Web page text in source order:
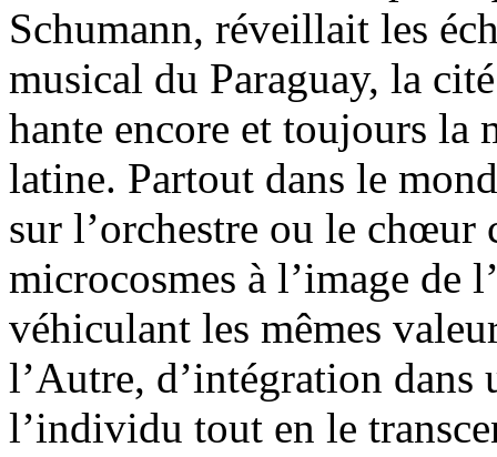
Schumann, réveillait les
musical du Paraguay, la
hante encore et toujours la
latine. Partout dans le
sur l’orchestre ou le chœur
microcosmes à l’image de
véhiculant les mêmes
l’Autre, d’intégration
l’individu tout en le